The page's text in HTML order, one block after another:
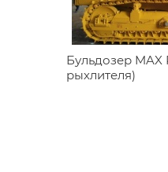
Бульдозер MAX
рыхлителя)